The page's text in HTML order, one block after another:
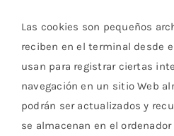
Comprar
Las cookies son pequeños
reciben en el terminal desde
usan para registrar ciertas
navegación en un sitio Web
podrán ser actualizados y
se almacenan en el